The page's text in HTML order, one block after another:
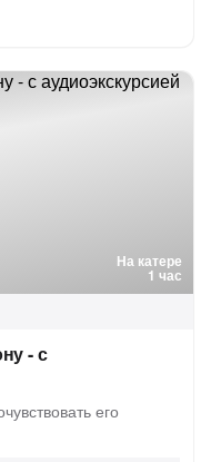
На катере
1 час
- с
его